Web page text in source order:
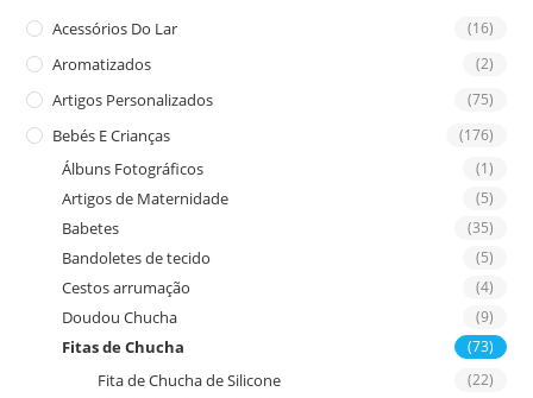
Acessórios Do Lar (16)
Aromatizados (2)
Artigos Personalizados (75)
Bebés E Crianças (176)
Álbuns Fotográficos (1)
Artigos de Maternidade (5)
Babetes (35)
Bandoletes de tecido (5)
Cestos arrumação (4)
Doudou Chucha (9)
Fitas de Chucha (73)
Fita de Chucha de Silicone (22)